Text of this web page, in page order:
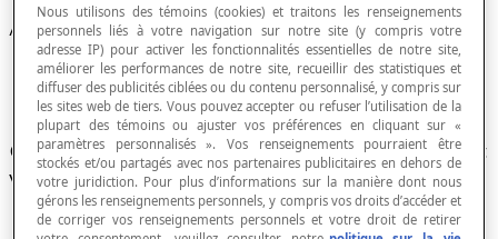
Approximation
Grandeur que l'on accepte comme suffisamment
voisine d'une grandeur connue ou inconnue.
Nous utilisons des témoins (cookies) et traitons les renseignements
personnels liés à votre navigation sur notre site (y compris votre
adresse IP) pour activer les fonctionnalités essentielles de notre site,
améliorer les performances de notre site, recueillir des statistiques et
diffuser des publicités ciblées ou du contenu personnalisé, y compris sur
les sites web de tiers. Vous pouvez accepter ou refuser l’utilisation de la
plupart des témoins ou ajuster vos préférences en cliquant sur «
paramètres personnalisés ». Vos renseignements pourraient être
stockés et/ou partagés avec nos partenaires publicitaires en dehors de
votre juridiction. Pour plus d’informations sur la manière dont nous
gérons les renseignements personnels, y compris vos droits d’accéder et
de corriger vos renseignements personnels et votre droit de retirer